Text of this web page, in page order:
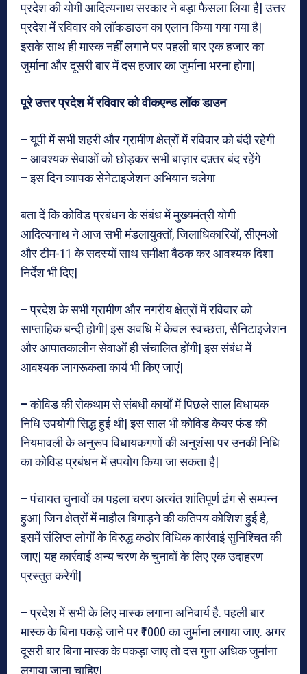
प्रदेश की योगी आदित्यनाथ सरकार ने बड़ा फैसला लिया है| उत्तर
प्रदेश में रविवार को लॉकडाउन का एलान किया गया गया है|
इसके साथ ही मास्क नहीं लगाने पर पहली बार एक हजार का
जुर्माना और दूसरी बार में दस हजार का जुर्माना भरना होगा|
पूरे उत्तर प्रदेश में रविवार को वीकएन्ड लॉक डाउन
–यूपी में सभी शहरी और ग्रामीण क्षेत्रों में रविवार को बंदी रहेगी
– आवश्यक सेवाओं को छोड़कर सभी बाज़ार दफ़्तर बंद रहेंगे
–इस दिन व्यापक सेनेटाइजेशन अभियान चलेगा
बता दें कि कोविड प्रबंधन के संबंध में मुख्यमंत्री योगी
आदित्यनाथ ने आज सभी मंडलायुक्तों, जिलाधिकारियों, सीएमओ
और टीम-11 के सदस्यों साथ समीक्षा बैठक कर आवश्यक दिशा
निर्देश भी दिए|
–प्रदेश के सभी ग्रामीण और नगरीय क्षेत्रों में रविवार को
साप्ताहिक बन्दी होगी| इस अवधि में केवल स्वच्छता, सैनिटाइजेशन
और आपातकालीन सेवाओं ही संचालित होंगी| इस संबंध में
आवश्यक जागरूकता कार्य भी किए जाएं|
–कोविड की रोकथाम से संबधी कार्यों में पिछले साल विधायक
निधि उपयोगी सिद्ध हुई थी| इस साल भी कोविड केयर फंड की
नियमावली के अनुरूप विधायकगणों की अनुशंसा पर उनकी निधि
का कोविड प्रबंधन में उपयोग किया जा सकता है|
–पंचायत चुनावों का पहला चरण अत्यंत शांतिपूर्ण ढंग से सम्पन्न
हुआ| जिन क्षेत्रों में माहौल बिगाड़ने की कतिपय कोशिश हुई है,
इसमें संलिप्त लोगों के विरुद्ध कठोर विधिक कार्रवाई सुनिश्चित की
जाए| यह कार्रवाई अन्य चरण के चुनावों के लिए एक उदाहरण
प्रस्तुत करेगी|
–प्रदेश में सभी के लिए मास्क लगाना अनिवार्य है. पहली बार
मास्क के बिना पकड़े जाने पर ₹1000 का जुर्माना लगाया जाए. अगर
दूसरी बार बिना मास्क के पकड़ा जाए तो दस गुना अधिक जुर्माना
लगाया जाना चाहिए|